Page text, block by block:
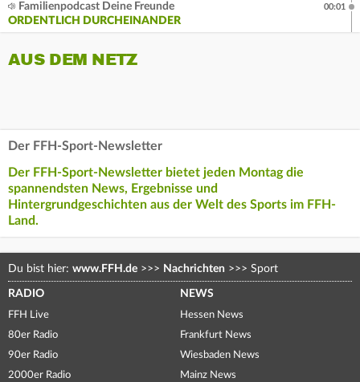
Familienpodcast Deine Freunde
ORDENTLICH DURCHEINANDER
00:01
AUS DEM NETZ
Der FFH-Sport-Newsletter
Der FFH-Sport-Newsletter bietet jeden Montag die
spannendsten News, Ergebnisse und
Hintergrundgeschichten aus der Welt des Sports im FFH-
Land.
Du bist hier: www.FFH.de >>> Nachrichten >>> Sport
RADIO
FFH Live
80er Radio
90er Radio
2000er Radio
NEWS
Hessen News
Frankfurt News
Wiesbaden News
Mainz News